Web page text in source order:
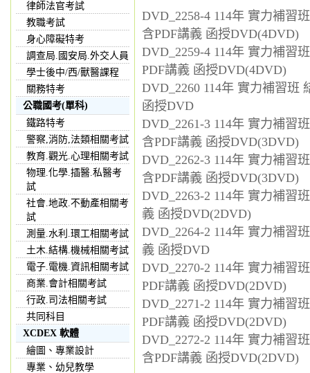
律師法官考試
教職考試
身心障礙特考
調查局.國安局.外交人員
學士後中/西/獸醫課程
關務特考
公職國考(單科)
鐵路特考
警察,消防,法類相關考試
教育.觀光.心理相關考試
物理.化學.插醫.私醫考
試
社會.地政.不動產相關考
試
測量.水利.環工相關考試
土木.結構.機械相關考試
電子.電機.資訊相關考試
商業.會計相關考試
行政.司法相關考試
共同科目
XCDEX 軟體
繪圖、專業設計
專業、幼兒教學
DVD_2258-4 114年 實力補習
含PDF講義 函授DVD(4DVD)
DVD_2259-4 114年 實力補習
PDF講義 函授DVD(4DVD)
DVD_2260 114年 實力補習班
函授DVD
DVD_2261-3 114年 實力補習
含PDF講義 函授DVD(3DVD)
DVD_2262-3 114年 實力補習
含PDF講義 函授DVD(3DVD)
DVD_2263-2 114年 實力補習
義 函授DVD(2DVD)
DVD_2264-2 114年 實力補習
義 函授DVD
DVD_2270-2 114年 實力補習
PDF講義 函授DVD(2DVD)
DVD_2271-2 114年 實力補習
PDF講義 函授DVD(2DVD)
DVD_2272-2 114年 實力補習
含PDF講義 函授DVD(2DVD)